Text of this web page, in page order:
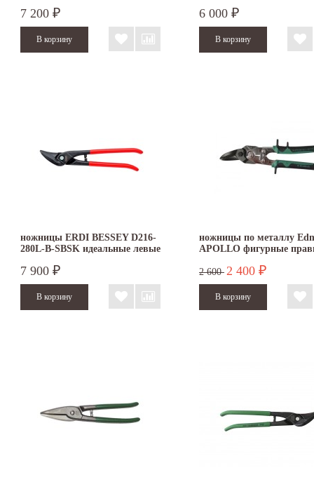
7 200 ₽ 6 000 ₽
ножницы ERDI BESSEY D216-
280L-B-SBSK идеальные левые
7 900 ₽
ножницы по металлу
APOLLO фигурные
2 600 2 400 ₽